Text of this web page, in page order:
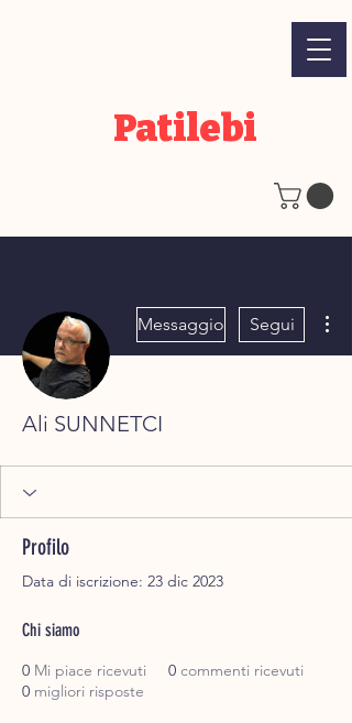
Patilebi
Messaggio Segui
Ali SUNNETCI
Profilo
Data di iscrizione: 23 dic 2023
Chi siamo
0 Mi piace ricevuti 0 commenti ricevuti
0 migliori risposte